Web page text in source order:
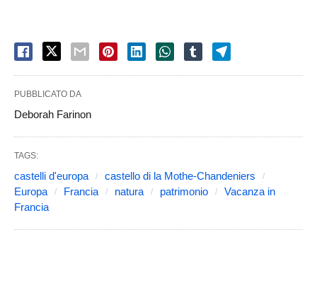
PUBBLICATO DA
Deborah Farinon
TAGS:
castelli d'europa
castello di la Mothe-Chandeniers
Europa
Francia natura patrimonio
Vacanza in
Francia